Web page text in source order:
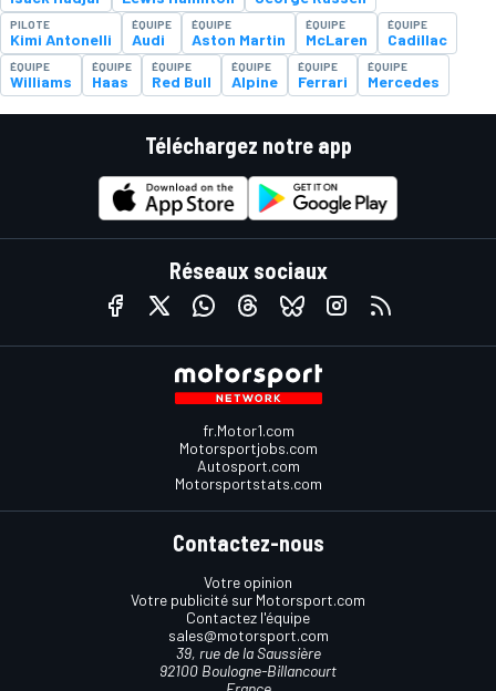
PILOTE
Kimi Antonelli
ÉQUIPE
Audi
ÉQUIPE
Aston Martin
ÉQUIPE
McLaren
ÉQUIPE
Cadillac
ÉQUIPE
Williams
ÉQUIPE
Haas
ÉQUIPE
Red Bull
ÉQUIPE
Alpine
ÉQUIPE
Ferrari
ÉQUIPE
Mercedes
Téléchargez notre app
Réseaux sociaux
fr.Motor1.com
Motorsportjobs.com
Autosport.com
Motorsportstats.com
Contactez-nous
Votre opinion
Votre publicité sur Motorsport.com
Contactez l'équipe
sales@motorsport.com
39, rue de la Saussière
92100 Boulogne-Billancourt